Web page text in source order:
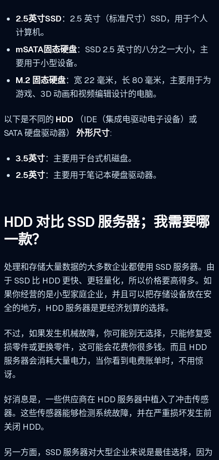
2.5英寸SSD：2.5 英寸（标准尺寸）SSD，用于个人
计算机。
mSATA固态硬盘：SSD 2.5 英寸的八分之一大小，主
要用于小型设备。
M.2 固态硬盘：宽 22 毫米，长 80 毫米，主要用于为
游戏、3D 动画和视频编辑设计的电脑。
以下是不同的 HDD （IDE（集成电驱动电子设备）或
SATA 硬盘驱动器） 外形尺寸:
3.5英寸：主要用于台式机磁盘。
2.5英寸：主要用于笔记本硬盘驱动器。
HDD 对比 SSD 服务器；我需要哪
一款？
处理和存储大量数据的大多数企业都使用 SSD 服务器。由
于 SSD 比 HDD 更快、更轻量化，所以价格要高得多。如
果你经营的是小型家庭企业，并且可以把存储设备放在安
全的地方，HDD 服务器是更经济划算的选择。
不过，如果发生机械故障，你可能别无选择，只能修复受
损零件或更换零件，这可能会花费你很多钱。而且 HDD
服务器会消耗大量电力，当你看到电费账单时，不用惊
讶。
好消息是，一些供应商在 HDD 服务器中植入了冲击传感
器。这些传感器能够检测系统故障，并在严重损坏发生前
关闭 HDD。
另一方面，SSD 服务器对大型企业来说是最佳选择，因为